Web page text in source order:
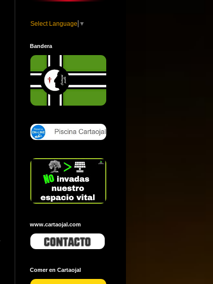
Select Language ▼
Bandera
www.cartaojal.com
Comer en Cartaojal